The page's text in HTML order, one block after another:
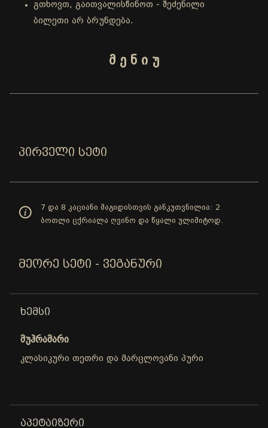
გთხოვთ, გაითვალისწინოთ - შეძენილი
ბილეთი არ ბრუნდება.
მ ე ნ ი უ
ᲞᲘᲠᲕᲔᲚᲘ ᲡᲔᲢᲘ
7 და 8 კაციანი მაგიდისთვის განკუთვნილია: 2
ბოთლი ცქრიალა ღვინო და წყალი ულიმიტოდ.
ᲛᲔᲝᲠᲔ ᲡᲔᲢᲘ - ᲕᲔᲒᲐᲜᲣᲠᲘ
ᲮᲔᲛᲡᲘ
მუჰრამარი
კლასიკური თეთრი და მარცლოვანი პური
ᲐᲞᲔᲢᲐᲘᲖᲔᲠᲘ